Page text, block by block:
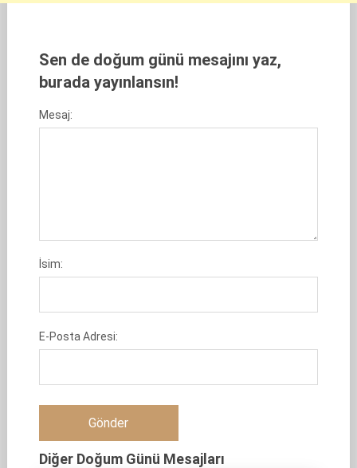
Sen de doğum günü mesajını yaz,
burada yayınlansın!
Mesaj:
İsim:
E-Posta Adresi:
Diğer Doğum Günü Mesajları